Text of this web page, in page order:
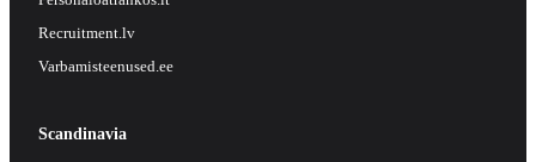
Recruitment.lv
Varbamisteenused.ee
Scandinavia